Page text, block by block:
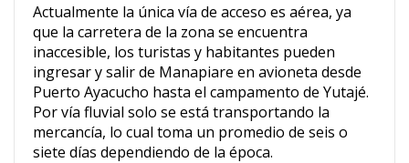
Actualmente la única vía de acceso es aérea, ya
que la carretera de la zona se encuentra
inaccesible, los turistas y habitantes pueden
ingresar y salir de Manapiare en avioneta desde
Puerto Ayacucho hasta el campamento de Yutajé.
Por vía fluvial solo se está transportando la
mercancía, lo cual toma un promedio de seis o
siete días dependiendo de la época.